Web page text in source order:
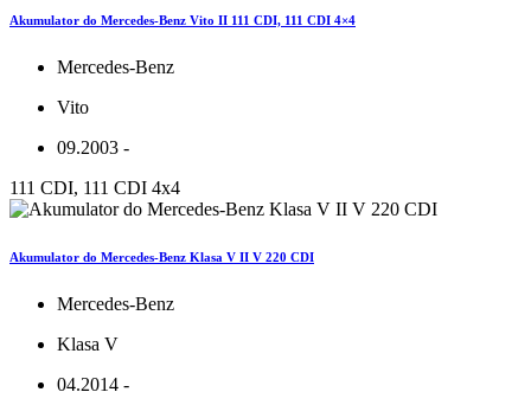
Akumulator do Mercedes-Benz Vito II 111 CDI, 111 CDI 4×4
Mercedes-Benz
Vito
09.2003 -
111 CDI, 111 CDI 4x4
Akumulator do Mercedes-Benz Klasa V II V 220 CDI
Mercedes-Benz
Klasa V
04.2014 -